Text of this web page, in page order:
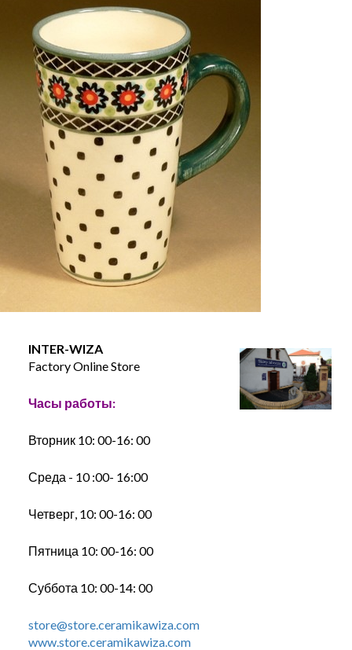
INTER-WIZA
Factory Online Store
Часы работы:
Вторник 10: 00-16: 00
Среда - 10 :00- 16:00
Четверг, 10: 00-16: 00
Пятница 10: 00-16: 00
Суббота 10: 00-14: 00
store@store.ceramikawiza.com
www.store.ceramikawiza.com